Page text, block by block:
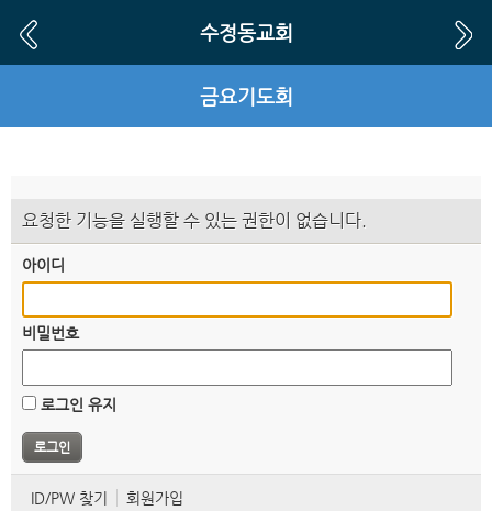
수정동교회
금요기도회
요청한 기능을 실행할 수 있는 권한이 없습니다.
아이디
비밀번호
로그인 유지
ID/PW 찾기 회원가입